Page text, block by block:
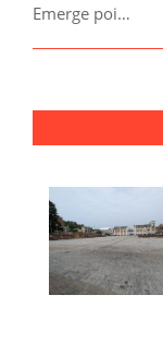
Emerge poi…